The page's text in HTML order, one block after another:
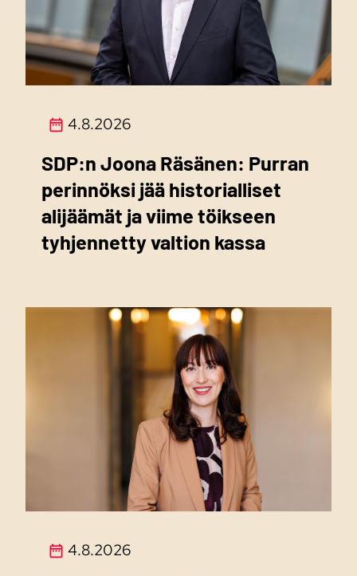
4.8.2026
SDP:n Joona Räsänen: Purran
perinnöksi jää historialliset
alijäämät ja viime töikseen
tyhjennetty valtion kassa
4.8.2026